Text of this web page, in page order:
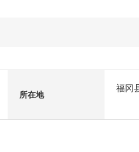
所在地
福冈